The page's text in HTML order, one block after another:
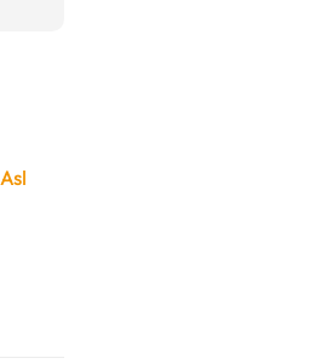
Asl